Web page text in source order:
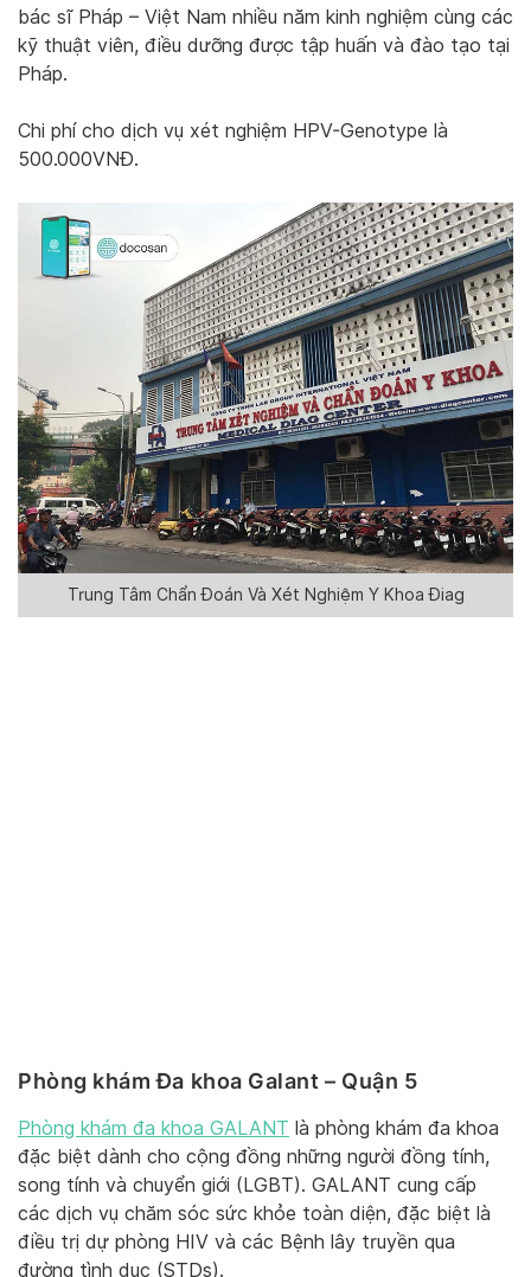
bác sĩ Pháp – Việt Nam nhiều năm kinh nghiệm cùng các
kỹ thuật viên, điều dưỡng được tập huấn và đào tạo tại
Pháp.
Chi phí cho dịch vụ xét nghiệm HPV-Genotype là
500.000VNĐ.
Trung Tâm Chẩn Đoán Và Xét Nghiệm Y Khoa Điag
Phòng khám Đa khoa Galant – Quận 5
Phòng khám đa khoa GALANT là phòng khám đa khoa
đặc biệt dành cho cộng đồng những người đồng tính,
song tính và chuyển giới (LGBT). GALANT cung cấp
các dịch vụ chăm sóc sức khỏe toàn diện, đặc biệt là
điều trị dự phòng HIV và các Bệnh lây truyền qua
đường tình dục (STDs).